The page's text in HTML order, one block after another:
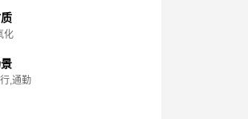
化
,通勤